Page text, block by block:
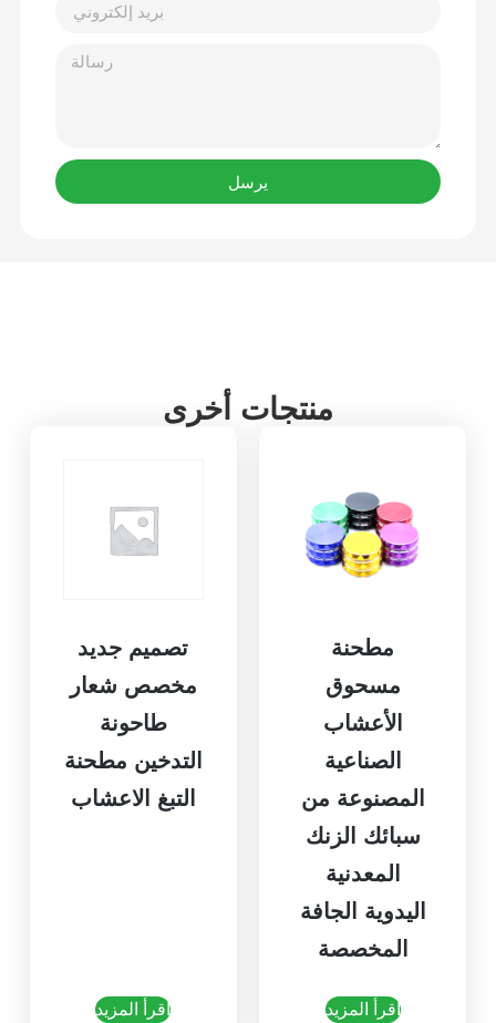
يرسل
منتجات أخرى
تصميم جديد
مخصص شعار
طاحونة
التدخين مطحنة
التبغ الاعشاب
اقرأ المزيد
مطحنة
مسحوق
الأعشاب
الصناعية
المصنوعة من
سبائك الزنك
المعدنية
اليدوية الجافة
المخصصة
اقرأ المزيد